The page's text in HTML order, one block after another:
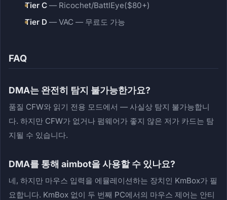
Tier C — Ricochet/BattlEye($80+)
Tier D — VAC — 무료도 가능
FAQ
DMA는 완전히 탐지 불가능한가요?
품질 CFW와 읽기 전용 모드에서 — 사실상 탐지 불가능합니
다. 하지만 CFW가 없거나 펌웨어가 좋지 않은 저가 카드는 탐
지될 수 있습니다.
DMA를 통해 aimbot을 사용할 수 있나요?
네, 하지만 마우스 입력을 에뮬레이션하는 장치인 KmBox가 필
요합니다. KmBox 없이 두 번째 PC에서의 마우스 제어는 안티